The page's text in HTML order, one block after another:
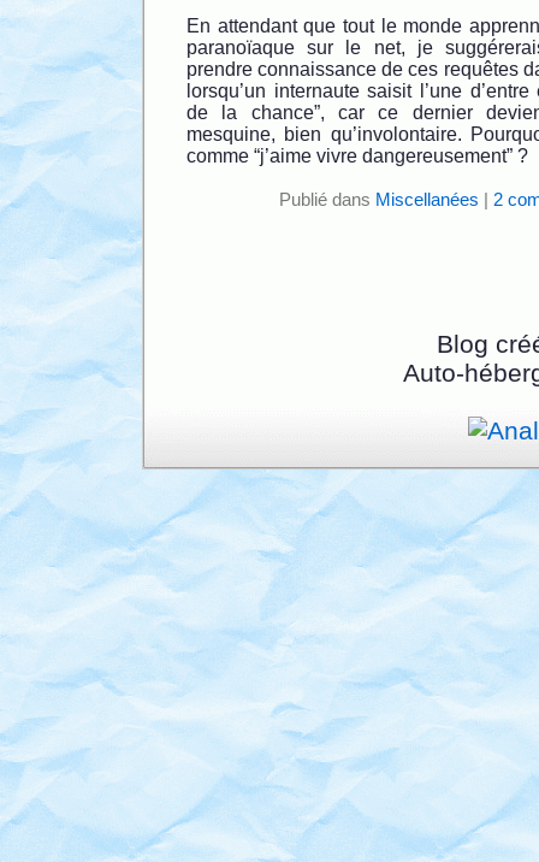
En attendant que tout le monde
paranoïaque sur le net, je
prendre connaissance de ces requêtes
lorsqu’un internaute saisit l’une
de la chance”, car ce dernier
mesquine, bien qu’involontaire.
comme “j’aime vivre dangereusement” ?
Publié dans Miscellanées 2
Blog
Auto-